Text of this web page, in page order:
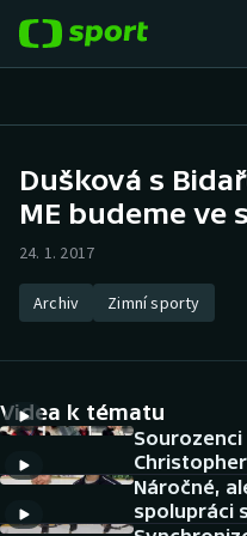
Hokej
Atletika
DALŠÍ SPORTY
Americký fotbal
NEPŘEHLÉDNĚTE
Dušková s
ME budeme ve
24. 1. 2017
Archiv Zimní sporty
Videa k tématu
Náročné,
spolupráci